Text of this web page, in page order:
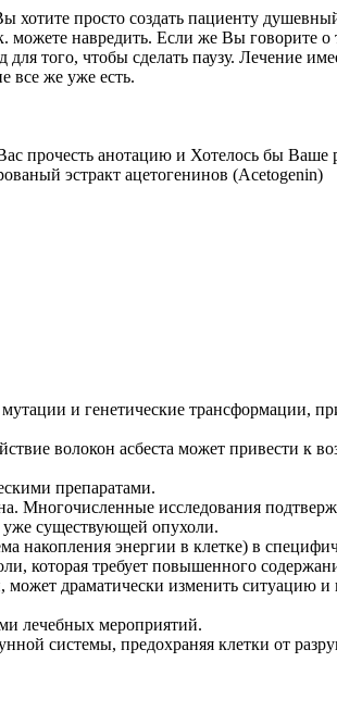
просто создать пациенту
навредить. Если же Вы говорите о
того, чтобы сделать паузу. Лечение
все же уже есть.
прочесть анотацию и Хотелось бы
эстракт ацетогенинов (Acetogenin)
и генетические трансформации,
волокон асбеста может привести к
препаратами.
исследования
уже существующей опухоли.
накопления энергии в клетке) в
которая требует повышенного
драматически изменить ситуацию
лечебных мероприятий.
системы, предохраняя клетки от